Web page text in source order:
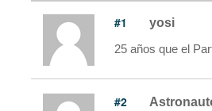
#1 yosi
25 años que el
#2